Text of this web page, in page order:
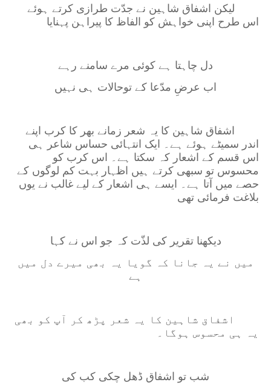
لیکن اشفاق شاہین نے جدّت طرازی کرتے ہوئے
اس طرح اپنی خواہش کو الفاظ کا پیراہن پہنایا
دل چاہتا ہے کوئی مرے سامنے رہے
اب عرضِ مدّعا کے توحالات ہی نہیں
اشفاق شاہین کا یہ شعر زمانے بھر کا کرب اپنے
اندر سمیٹے ہوئے ہے۔ ایک انتہائی حساس شاعر ہی
اس قسم کے اشعار کہ سکتا ہے۔ اس کرب کو
محسوس تو سبھی کرتے ہیں اظہار بہت کم لوگوں کے
حصے میں آتا ہے۔ ایسے ہی اشعار کے لیے غالب نے یوں
بلاغت فرمائی تھی
دیکھنا تقریر کی لذّت کہ جو اس نے کہا
میں نے یہ جانا کہ گویا یہ بھی میرے دل میں
ہے
اشفاق شاہین کا یہ شعر پڑھ کر آپ کو بھی
یہ ہی محسوس ہوگا۔
شب تو اشفاق ڈھل چکی کب کی